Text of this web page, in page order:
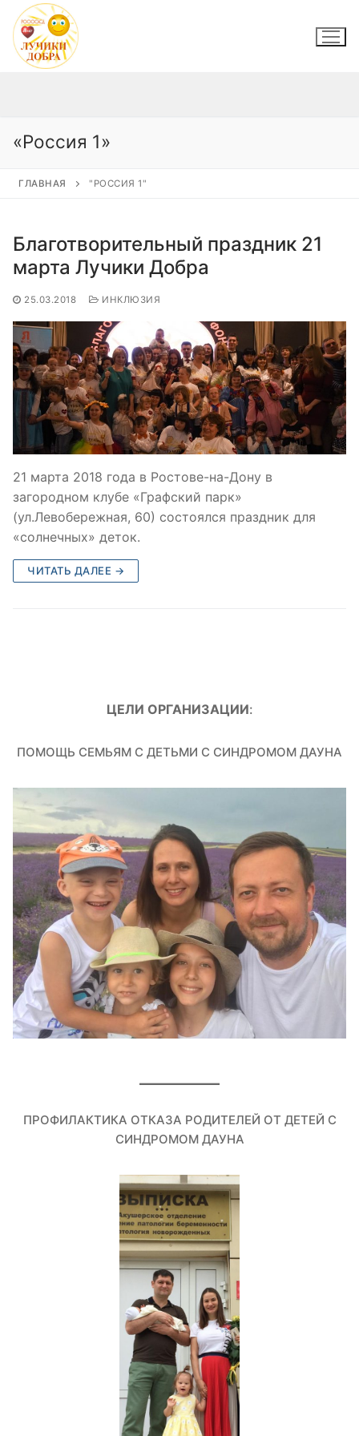
Перейти
содержимому
«Россия 1»
ГЛАВНАЯ "РОССИЯ 1"
Благотворительный праздник 21
марта Лучики Добра
25.03.2018 ИНКЛЮЗИЯ
21 марта 2018 года в Ростове-на-Дону в
загородном клубе «Графский парк»
(ул.Левобережная, 60) состоялся праздник для
«солнечных» деток.
ЧИТАТЬ ДАЛЕЕ →
ЦЕЛИ ОРГАНИЗАЦИИ:
ПОМОЩЬ СЕМЬЯМ С ДЕТЬМИ С СИНДРОМОМ ДАУНА
ПРОФИЛАКТИКА ОТКАЗА РОДИТЕЛЕЙ ОТ ДЕТЕЙ С
СИНДРОМОМ ДАУНА